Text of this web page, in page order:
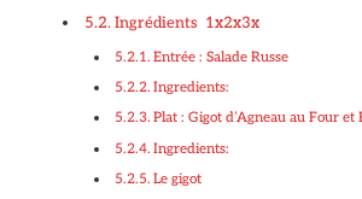
Ingrédients 1x2x3x
Entrée : Salade Russe
Ingredients:
Plat : Gigot d’Agneau au Four et
Ingredients:
Le gigot